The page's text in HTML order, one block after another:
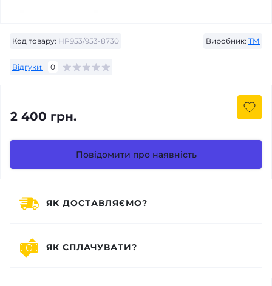
Код товару: HP953/953-8730 Виробник: ТМ
Відгуки: 0
2 400 грн.
Повідомити про наявність
ЯК ДОСТАВЛЯЄМО?
ЯК СПЛАЧУВАТИ?